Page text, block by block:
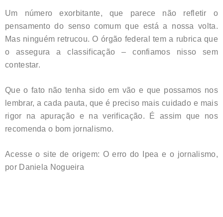
Um número exorbitante, que parece não refletir o
pensamento do senso comum que está a nossa volta.
Mas ninguém retrucou. O órgão federal tem a rubrica que
o assegura a classificação – confiamos nisso sem
contestar.
Que o fato não tenha sido em vão e que possamos nos
lembrar, a cada pauta, que é preciso mais cuidado e mais
rigor na apuração e na verificação. É assim que nos
recomenda o bom jornalismo.
Acesse o site de origem: O erro do Ipea e o jornalismo,
por Daniela Nogueira